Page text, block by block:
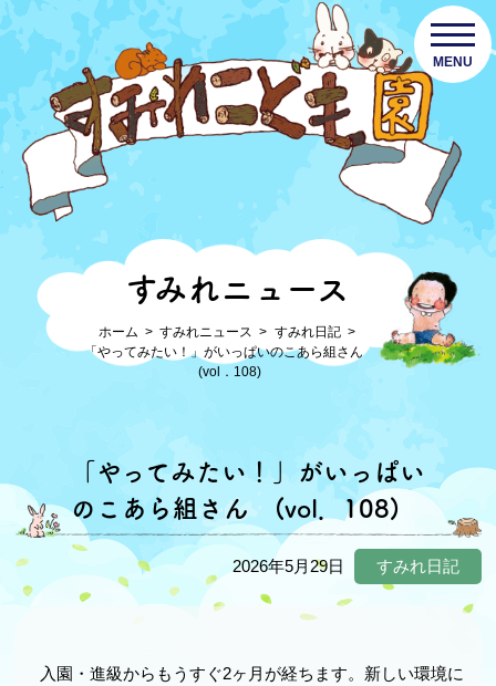
MENU
すみれニュース
ホーム すみれニュース
すみれ日記
「やってみたい！」がいっぱいのこあら組さん
(vol．108)
「やってみたい！」がいっぱい
のこあら組さん (vol．108)
2026年5月29日 すみれ日記
入園・進級からもうすぐ2ヶ月が経ちます。新しい環境に